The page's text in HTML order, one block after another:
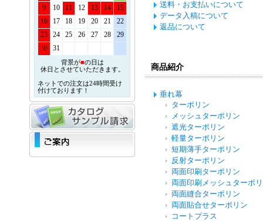
9
10 11 12 13 14
15
16
17 18 19 20 21
22
23
24 25 26 27 28
29
30
31
背景が■の日は
休日とさせていただきます。
ネットでの注文は24時間受け
付けております！
送料・お支払いについて
データ入稿について
返品について
商品紹介
垂れ幕
ターポリン
メッシュターポリン
遮光ターポリン
軽量ターポリン
短期薄手ターポリン
反射ターポリン
両面印刷ターポリン
両面印刷メッシュターポ
両面縫合ターポリン
両面貼合せターポリン
コートプラス